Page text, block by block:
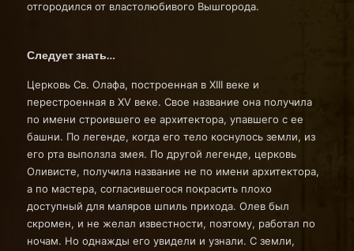
отгородился от властолюбивого Вышгорода.
Следует знать…
Церковь Св. Олафа, построенная в XIII веке и
перестроенная в XV веке. Свое название она получила
по имени строившего ее архитектора, упавшего с ее
башни. По легенде, когда его тело коснулось земли, из
его рта выползла змея. По другой легенде, церковь
Оливисте, получила название не по имени архитектора,
а по мастера, согласившегося покрасить плохо
доступный для маляров шпиль прихода. Олев был
скромен, и не желал известности, поэтому, работал по
ночам. Но однажды его увидели и узнали. С земли,